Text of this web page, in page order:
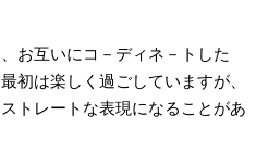
お互いにコ－ディネ－トした
初は楽しく過ごしていますが、
トレートな表現になることがあ